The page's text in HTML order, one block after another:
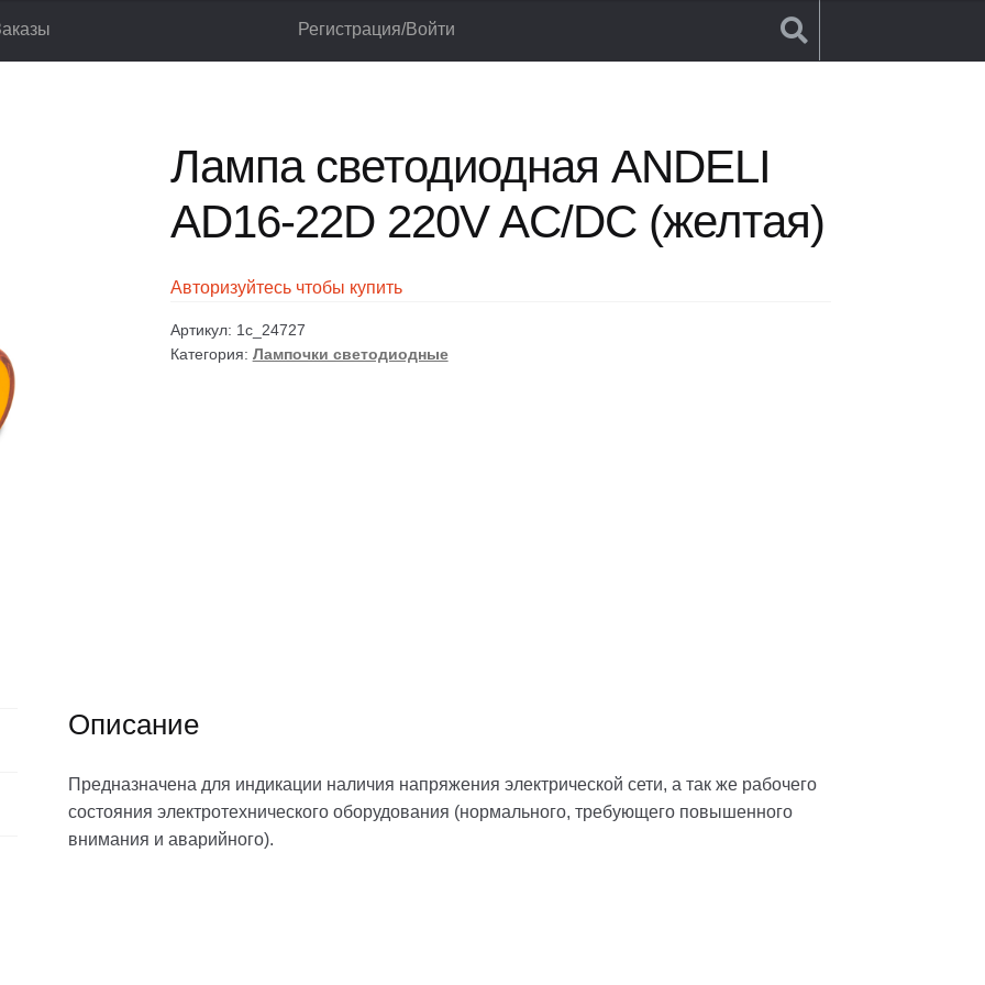
Регистрация/Войти
Лампа светодиодная ANDELI AD16-22D 220V AC/DC (желтая)
Лампа светодиодная ANDELI
AD16-22D 220V AC/DC (желтая)
Авторизуйтесь чтобы купить
Артикул: 1c_24727
Категория: Лампочки светодиодные
Описание
Предназначена для индикации наличия напряжения электрической сети, а так же рабочего
состояния электротехнического оборудования (нормального, требующего повышенного
внимания и аварийного).